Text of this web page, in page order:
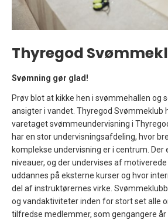
Thyregod
Svømning gør glad!
Prøv blot at kikke hen i svømmehallen og
ansigter i vandet. Thyregod Svømmeklub
varetaget svømmeundervisning i
har en stor undervisningsafdeling, hvor
komplekse undervisning er i centrum. Der
niveauer, og der undervises af
uddannes på eksterne kurser og hvor
del af instruktørernes virke.
og vandaktiviteter inden for stort set alle
tilfredse medlemmer, som gengangere år